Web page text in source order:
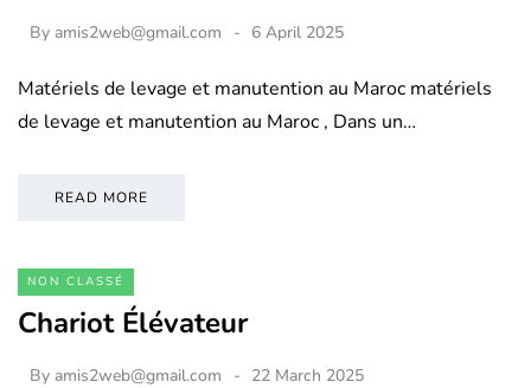
By amis2web@gmail.com 6 April 2025
Matériels de levage et manutention au Maroc matériels
de levage et manutention au Maroc , Dans un…
READ MORE
NON CLASSÉ
Chariot Élévateur
By amis2web@gmail.com 22 March 2025